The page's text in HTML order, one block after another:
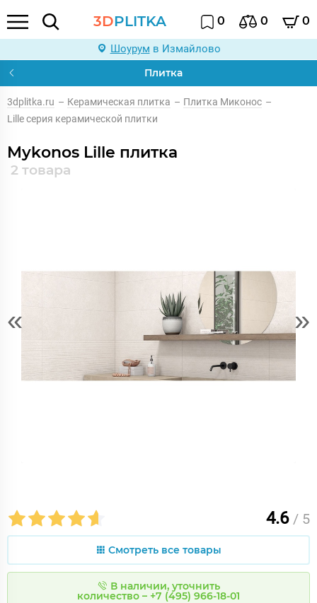
3DPLITKA 0 0 0
Шоурум в Измайлово
Плитка
3dplitka.ru – Керамическая плитка – Плитка Миконос –
Lille серия керамической плитки
Mykonos Lille плитка
2 товара
« »
4.6 / 5
Смотреть все товары
В наличии, уточнить
количество – +7 (495) 966-18-01